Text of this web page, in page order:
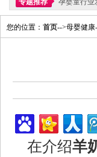
专题推荐
孕婴童行业
您的位置： 首页-->母婴健康
在介绍羊